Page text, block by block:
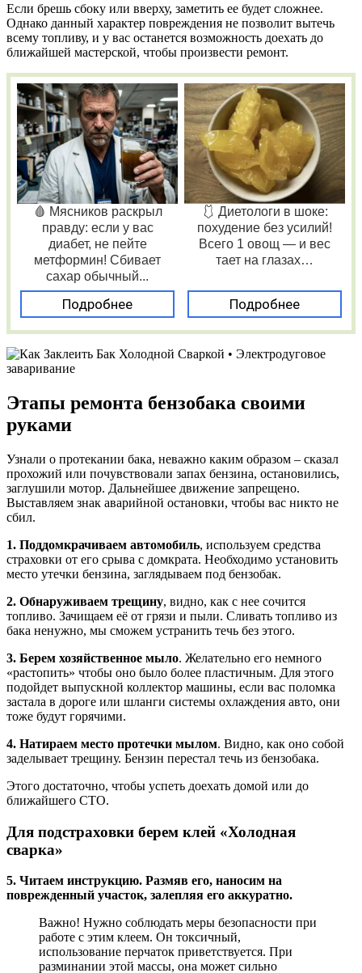
Если брешь сбоку или вверху, заметить ее будет сложнее.
Однако данный характер повреждения не позволит вытечь
всему топливу, и у вас останется возможность доехать до
ближайшей мастерской, чтобы произвести ремонт.
🩸 Мясников раскрыл
правду: если у вас
диабет, не пейте
метформин! Сбивает
сахар обычный...
Подробнее
🩱 Диетологи в шоке:
похудение без усилий!
Всего 1 овощ — и вес
тает на глазах…
Подробнее
Этапы ремонта бензобака своими
руками
Узнали о протекании бака, неважно каким образом – сказал
прохожий или почувствовали запах бензина, остановились,
заглушили мотор. Дальнейшее движение запрещено.
Выставляем знак аварийной остановки, чтобы вас никто не
сбил.
1. Поддомкрачиваем автомобиль, используем средства
страховки от его срыва с домкрата. Необходимо установить
место утечки бензина, заглядываем под бензобак.
2. Обнаруживаем трещину, видно, как с нее сочится
топливо. Зачищаем её от грязи и пыли. Сливать топливо из
бака ненужно, мы сможем устранить течь без этого.
3. Берем хозяйственное мыло. Желательно его немного
«растопить» чтобы оно было более пластичным. Для этого
подойдет выпускной коллектор машины, если вас поломка
застала в дороге или шланги системы охлаждения авто, они
тоже будут горячими.
4. Натираем место протечки мылом. Видно, как оно собой
заделывает трещину. Бензин перестал течь из бензобака.
Этого достаточно, чтобы успеть доехать домой или до
ближайшего СТО.
Для подстраховки берем клей «Холодная
сварка»
5. Читаем инструкцию. Размяв его, наносим на
поврежденный участок, залепляя его аккуратно.
Важно! Нужно соблюдать меры безопасности при
работе с этим клеем. Он токсичный,
использование перчаток приветствуется. При
разминании этой массы, она может сильно